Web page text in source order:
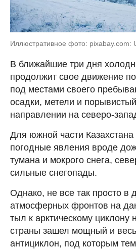
Иллюстративное фото: pixabay.com:
В ближайшие три дня
продолжит свое движение
под местами своего
осадки, метели и
направлении на северо-
Для южной части Казахстана
погодные явления вроде
тумана и мокрого снега,
сильные снегопады.
Однако, не все так просто в
атмосферных фронтов на
тыл к арктическому циклону
страны зашел мощный и
антициклон, под которым